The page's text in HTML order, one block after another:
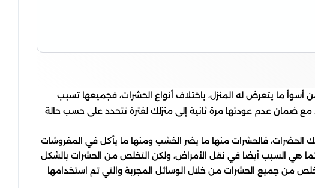
أسوأ ما يتعرض له المنزل، باختلاف أنواع الحشرات، فجميعها تسبب
ضمان عدم عودتها مرة ثانية إلى منزلك لفترة تتحدد على حسب حالة
الحضرات، فالحشرات منها ما يضر الخشب ومنها ما يأكل في المفروشات
هي السبب أيضا في نقل الأمراض، ولكن التخلص من الحشرات بالشكل
من جميع الحشرات من خلال الوسائل المجربة والتي تم استخدامها